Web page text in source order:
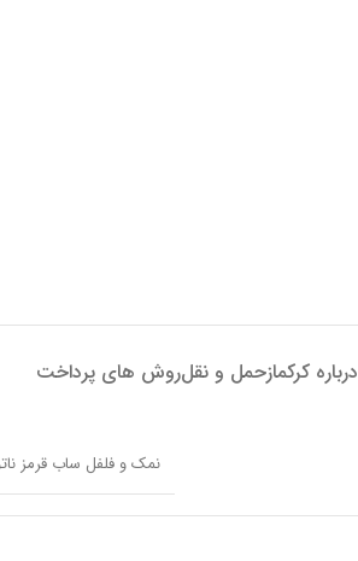
درباره کرکمازحمل و نقلروش های پرداخت
نمک و فلفل ساب قرمز ناتورا